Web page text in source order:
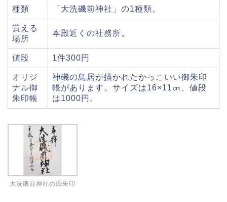
種類 「大洗磯前神社」の1種類。
貰える
場所
本殿近くの社務所。
値段 1件300円
オリジ
ナル御
朱印帳
神磯の鳥居が描かれたかっこいい御朱印
帳があります。サイズは16×11㎝、値段
は1000円。
大洗磯前神社の御朱印